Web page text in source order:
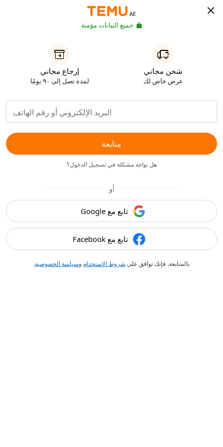
AE
جميع البيانات مؤمنة
شحن مجاني
عرض خاص لك
إرجاع مجاني
لمدة تصل إلى ٩٠ يومًا
متابعة
هل تواجه مشكلة في تسجيل الدخول؟
أو
تابع مع Google
تابع مع Facebook
بالمتابعة، فإنك توافق على شروط الاستخدام وسياسة الخصوصية.